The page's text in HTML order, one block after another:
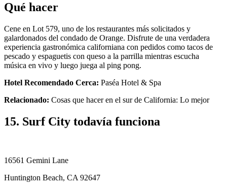
Qué hacer
Cene en Lot 579, uno de los restaurantes más solicitados y
galardonados del condado de Orange. Disfrute de una verdadera
experiencia gastronómica californiana con pedidos como tacos de
pescado y espaguetis con queso a la parrilla mientras escucha
música en vivo y luego juega al ping pong.
Hotel Recomendado Cerca: Paséa Hotel & Spa
Relacionado: Cosas que hacer en el sur de California: Lo mejor
15. Surf City todavía funciona
16561 Gemini Lane
Huntington Beach, CA 92647